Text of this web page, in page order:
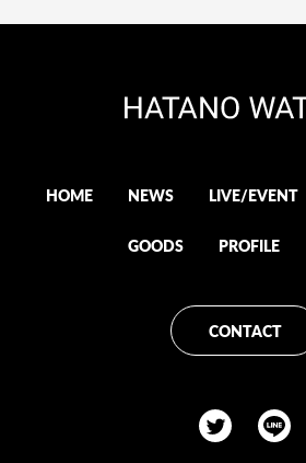
HOME NEWS LIVE/EVENT
GOODS PROFILE
CONTACT